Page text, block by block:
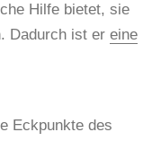
Hilfe bietet, sie
Dadurch ist er eine
Eckpunkte des